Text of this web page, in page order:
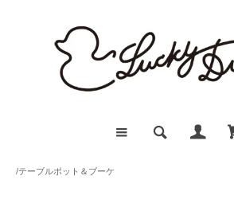
/テーブルポット＆ブーケ